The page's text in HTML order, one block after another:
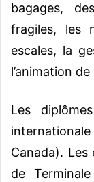
bagages,
fragiles, les
escales, la
l’animation
Les
Canada). Les
de